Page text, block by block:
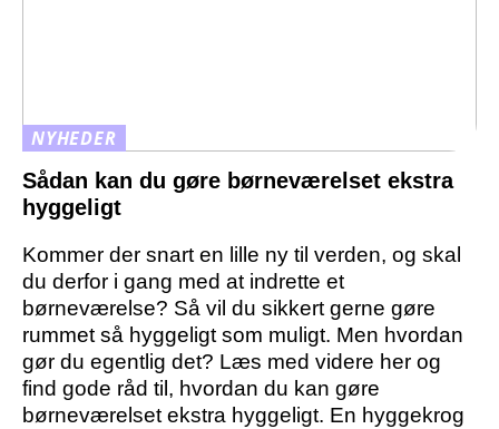
NYHEDER
Sådan kan du gøre børneværelset ekstra
hyggeligt
Kommer der snart en lille ny til verden, og skal
du derfor i gang med at indrette et
børneværelse? Så vil du sikkert gerne gøre
rummet så hyggeligt som muligt. Men hvordan
gør du egentlig det? Læs med videre her og
find gode råd til, hvordan du kan gøre
børneværelset ekstra hyggeligt. En hyggekrog